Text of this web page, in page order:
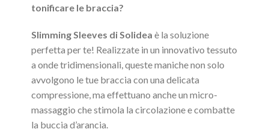
tonificare le braccia?
Slimming Sleeves di Solidea è la soluzione
perfetta per te! Realizzate in un innovativo tessuto
a onde tridimensionali, queste maniche non solo
avvolgono le tue braccia con una delicata
compressione, ma effettuano anche un micro-
massaggio che stimola la circolazione e combatte
la buccia d’arancia.